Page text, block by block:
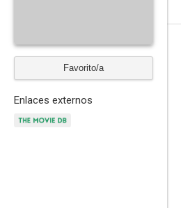
Favorito/a
Enlaces externos